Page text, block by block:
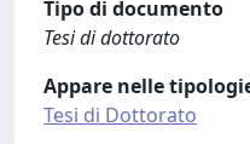
Tipo di documento
Tesi di dottorato
Appare nelle
Tesi di Dottorato